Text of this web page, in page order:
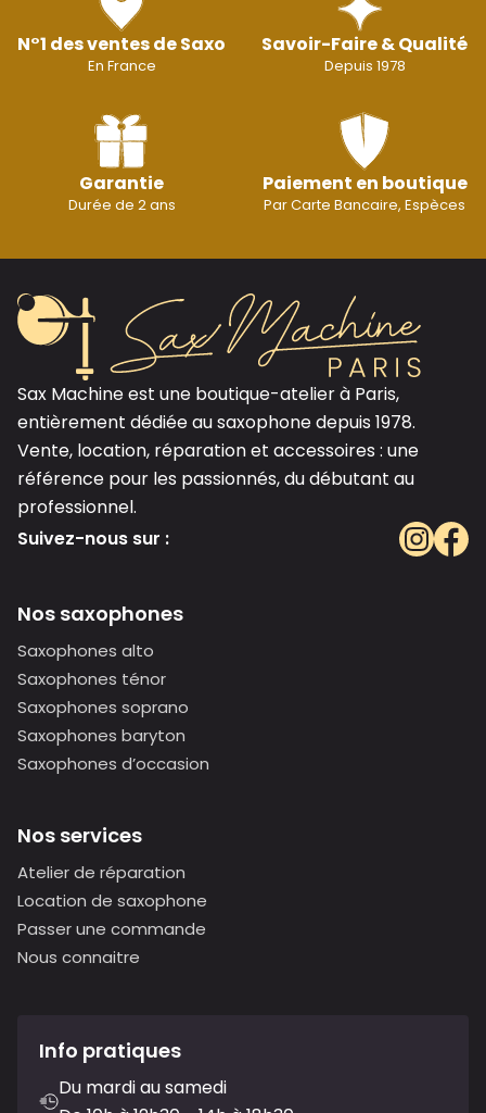
N°1 des ventes de Saxo
En France
Savoir-Faire & Qualité
Depuis 1978
Garantie
Durée de 2 ans
Paiement en boutique
Par Carte Bancaire, Espèces
Sax Machine est une boutique-atelier à Paris,
entièrement dédiée au saxophone depuis 1978.
Vente, location, réparation et accessoires : une
référence pour les passionnés, du débutant au
professionnel.
Suivez-nous sur :
Nos saxophones
Saxophones alto
Saxophones ténor
Saxophones soprano
Saxophones baryton
Saxophones d’occasion
Nos services
Atelier de réparation
Location de saxophone
Passer une commande
Nous connaitre
Info pratiques
Du mardi au samedi